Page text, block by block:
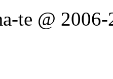
te @